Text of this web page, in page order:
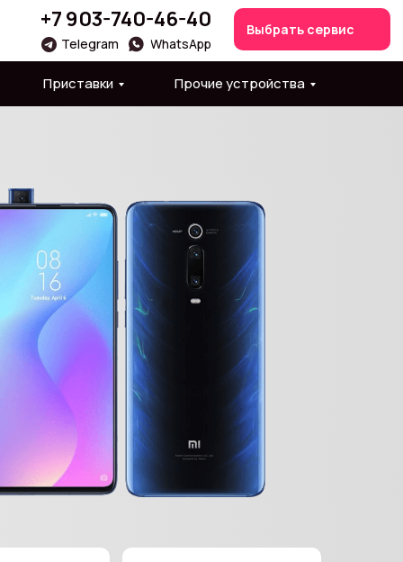
Приставки Прочие устройства
Выбрать сервис
+7 903-740-46-40
Telegram WhatsApp